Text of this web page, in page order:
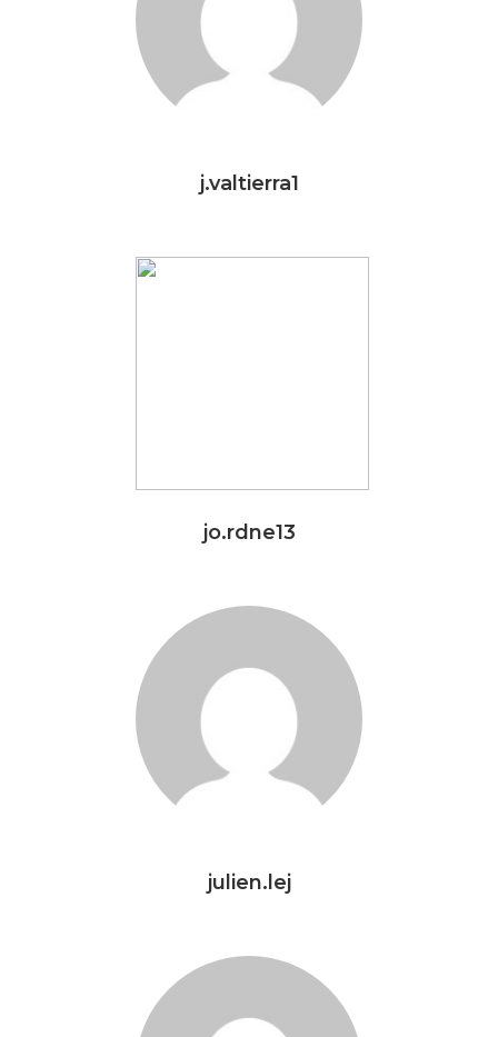
j.valtierra1
jo.rdne13
julien.lej